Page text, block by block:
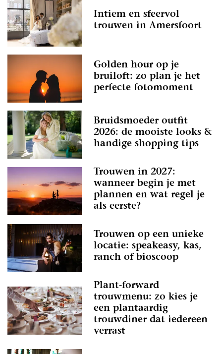
Intiem en sfeervol
trouwen in Amersfoort
Golden hour op je
bruiloft: zo plan je het
perfecte fotomoment
Bruidsmoeder outfit
2026: de mooiste looks &
handige shopping tips
Trouwen in 2027:
wanneer begin je met
plannen en wat regel je
als eerste?
Trouwen op een unieke
locatie: speakeasy, kas,
ranch of bioscoop
Plant-forward
trouwmenu: zo kies je
een plantaardig
trouwdiner dat iedereen
verrast